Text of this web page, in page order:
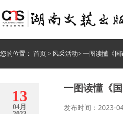
您的位置： 首页 > 风采活动> 一图读懂《国
13
04月
一图读懂《国
发布时间：2023-